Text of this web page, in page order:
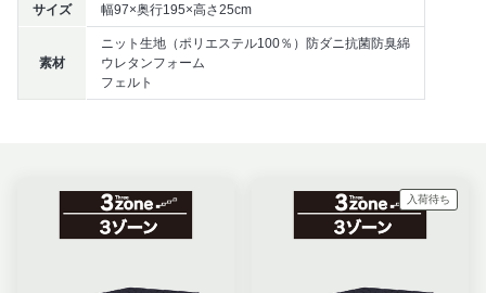
サイズ 幅97×奥行195×高さ25cm
素材
ニット生地（ポリエステル100％）防ダニ抗菌防臭綿
ウレタンフォーム
フェルト
入荷待ち